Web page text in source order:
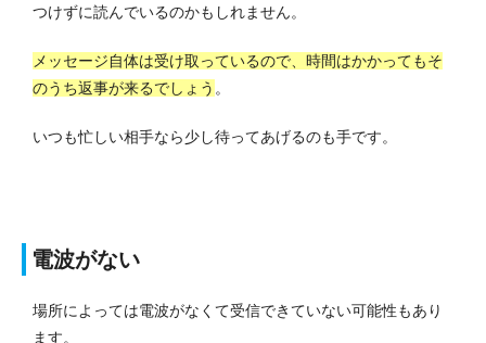
つけずに読んでいるのかもしれません。
メッセージ自体は受け取っているので、時間はかかってもそ
のうち返事が来るでしょう 。
いつも忙しい相手なら少し待ってあげるのも手です。
電波がない
場所によっては電波がなくて受信できていない可能性もあり
ます。